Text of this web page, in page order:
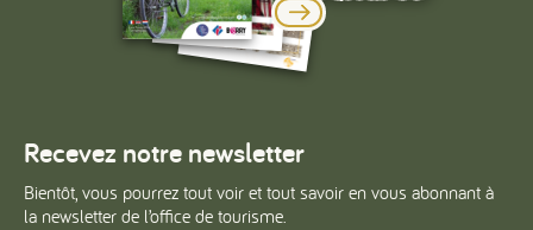
Recevez notre newsletter
Bientôt, vous pourrez tout voir et tout savoir en vous abonnant à
la newsletter de l’office de tourisme.